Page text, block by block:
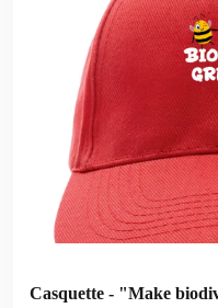
Casquette - "Make